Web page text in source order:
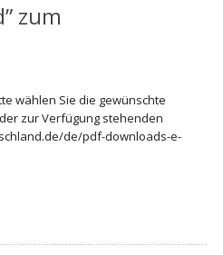
zum
wählen Sie die gewünschte
zur Verfügung stehenden
de/pdf-downloads-e-